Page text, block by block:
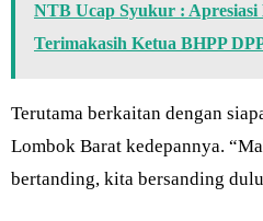
NTB Ucap Syukur :
Terimakasih Ketua BHPP
Terutama berkaitan dengan
Lombok Barat kedepannya.
bertanding, kita bersanding